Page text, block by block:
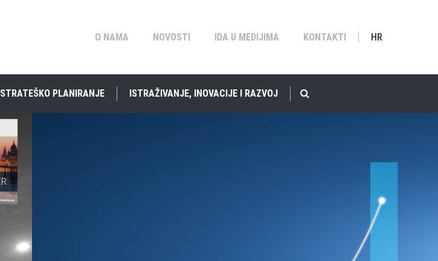
O NAMA NOVOSTI IDA U MEDIJIMA KONTAKTI HR
STRATEŠKO PLANIRANJE ISTRAŽIVANJE, INOVACIJE I RAZVOJ